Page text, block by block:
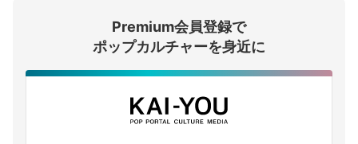
ログインする
Premium会員登録で
ポップカルチャーを身近に